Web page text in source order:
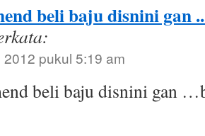
beli baju disnini gan
2012 pukul 5:19 am
beli baju disnini gan